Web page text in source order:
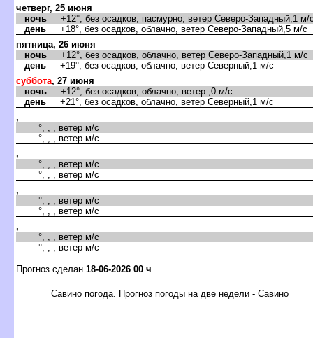
четверг, 25 июня
ночь +12°, без осадков, пасмурно, ветер Северо-Западный,1 м/
день +18°, без осадков, облачно, ветер Северо-Западный,5 м/с
пятница, 26 июня
ночь +12°, без осадков, облачно, ветер Северо-Западный,1 м/с
день +19°, без осадков, облачно, ветер Северный,1 м/с
суббота, 27 июня
ночь +12°, без осадков, облачно, ветер ,0 м/с
день +21°, без осадков, облачно, ветер Северный,1 м/с
,
°, , , ветер м/с
°, , , ветер м/с
,
°, , , ветер м/с
°, , , ветер м/с
,
°, , , ветер м/с
°, , , ветер м/с
,
°, , , ветер м/с
°, , , ветер м/с
Прогноз сделан 18-06-2026 00 ч
Савино погода. Прогноз погоды на две недели - Савино